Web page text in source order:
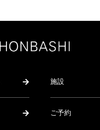
施設
ご予約